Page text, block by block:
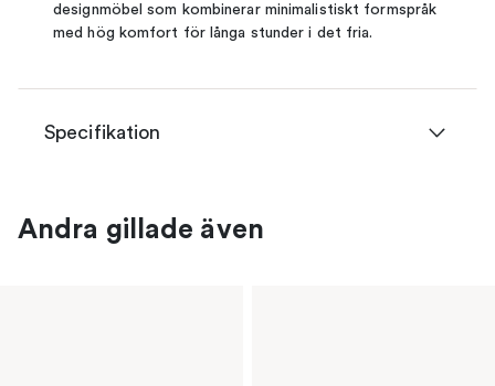
designmöbel som kombinerar minimalistiskt formspråk
med hög komfort för långa stunder i det fria.
Specifikation
Andra gillade även